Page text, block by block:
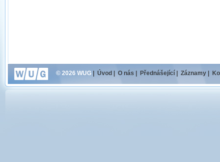
© 2026 WUG Úvod O nás Přednášející Záznamy